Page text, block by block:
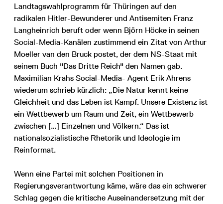
Landtagswahlprogramm für Thüringen auf den
radikalen Hitler-Bewunderer und Antisemiten Franz
Langheinrich beruft oder wenn Björn Höcke in seinen
Social-Media-Kanälen zustimmend ein Zitat von Arthur
Moeller van den Bruck postet, der dem NS-Staat mit
seinem Buch "Das Dritte Reich" den Namen gab.
Maximilian Krahs Social-Media- Agent Erik Ahrens
wiederum schrieb kürzlich: „Die Natur kennt keine
Gleichheit und das Leben ist Kampf. Unsere Existenz ist
ein Wettbewerb um Raum und Zeit, ein Wettbewerb
zwischen […] Einzelnen und Völkern.“ Das ist
nationalsozialistische Rhetorik und Ideologie im
Reinformat.
Wenn eine Partei mit solchen Positionen in
Regierungsverantwortung käme, wäre das ein schwerer
Schlag gegen die kritische Auseinandersetzung mit der